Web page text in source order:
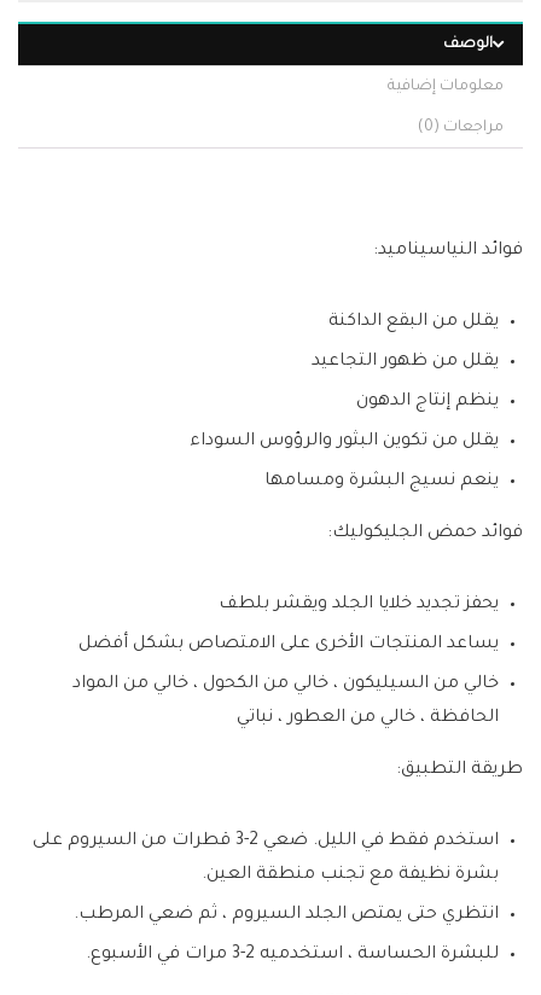
الوصف
معلومات إضافية
مراجعات (0)
فوائد النياسيناميد:
يقلل من البقع الداكنة
يقلل من ظهور التجاعيد
ينظم إنتاج الدهون
يقلل من تكوين البثور والرؤوس السوداء
ينعم نسيج البشرة ومسامها
فوائد حمض الجليكوليك:
يحفز تجديد خلايا الجلد ويقشر بلطف
يساعد المنتجات الأخرى على الامتصاص بشكل أفضل
خالي من السيليكون ، خالي من الكحول ، خالي من المواد
الحافظة ، خالي من العطور ، نباتي
طريقة التطبيق:
استخدم فقط في الليل. ضعي 2-3 قطرات من السيروم على
بشرة نظيفة مع تجنب منطقة العين.
انتظري حتى يمتص الجلد السيروم ، ثم ضعي المرطب.
للبشرة الحساسة ، استخدميه 2-3 مرات في الأسبوع.